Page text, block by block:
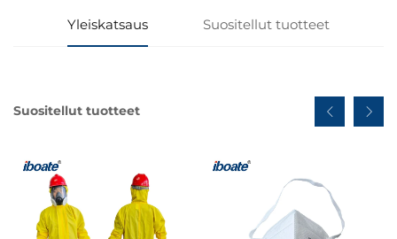
Yleiskatsaus Suositellut tuotteet
Suositellut tuotteet